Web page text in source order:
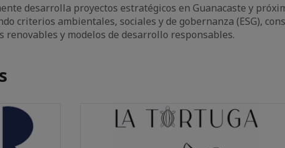
desarrolla proyectos estratégicos en Guanacaste y
criterios ambientales, sociales y de gobernanza (ESG),
renovables y modelos de desarrollo responsables.